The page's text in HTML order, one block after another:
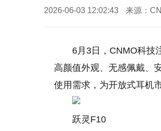
2026-06-03 12:02:43 来源：
6月3日，CNMO科技
高颜值外观、无感佩戴、
使用需求，为开放式耳机
跃灵F10